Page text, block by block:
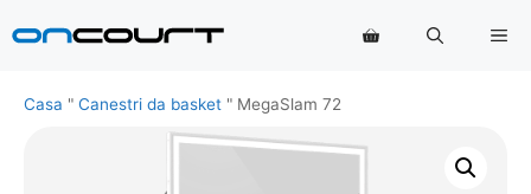
al
Casa " Canestri da basket " MegaSlam 72